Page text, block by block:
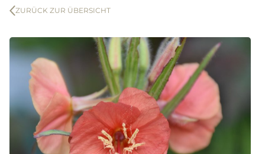
ZURÜCK ZUR ÜBERSICHT